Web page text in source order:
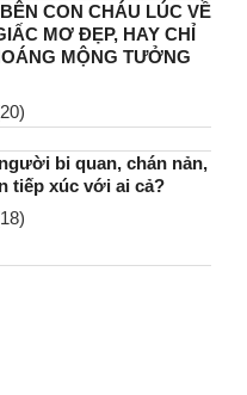
CON CHÁU LÚC VỀ
MƠ ĐẸP, HAY CHỈ
MỘNG TƯỞNG
bi quan, chán nản,
tiếp xúc với ai cả?